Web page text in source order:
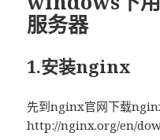
服务器
1.安装nginx
先到nginx官网下载
http://nginx.org/en/